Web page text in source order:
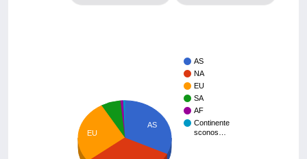
AS
NA
EU
SA
AF
Continente
sconos…
AS
EU